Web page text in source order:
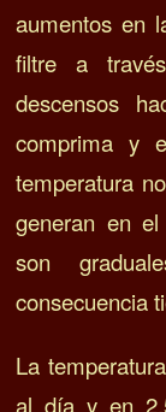
aumentos en
filtre a
descensos
comprima y
temperatura
generan en
son
consecuencia
La
al día y en